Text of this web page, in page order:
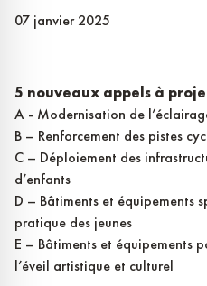
07 janvier 2025
5 nouveaux appels à
A - Modernisation de
B – Renforcement des pistes
C – Déploiement des
d’enfants
D – Bâtiments et équipements
pratique des jeunes
E – Bâtiments et équipements
l’éveil artistique et culturel